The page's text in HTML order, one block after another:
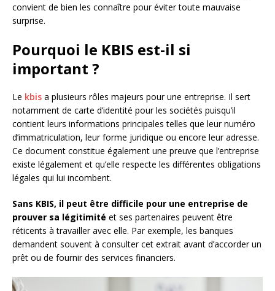
convient de bien les connaître pour éviter toute mauvaise
surprise.
Pourquoi le KBIS est-il si
important ?
Le kbis a plusieurs rôles majeurs pour une entreprise. Il sert
notamment de carte d’identité pour les sociétés puisqu’il
contient leurs informations principales telles que leur numéro
d’immatriculation, leur forme juridique ou encore leur adresse.
Ce document constitue également une preuve que l’entreprise
existe légalement et qu’elle respecte les différentes obligations
légales qui lui incombent.
Sans KBIS, il peut être difficile pour une entreprise de
prouver sa légitimité et ses partenaires peuvent être
réticents à travailler avec elle. Par exemple, les banques
demandent souvent à consulter cet extrait avant d’accorder un
prêt ou de fournir des services financiers.